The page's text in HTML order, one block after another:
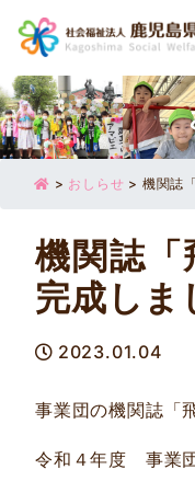
> おしらせ > 機関誌
機関誌
完成しま
2023.01.04
事業団の機関誌「
令和４年度 事業